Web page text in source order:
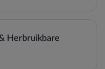
Herbruikbare